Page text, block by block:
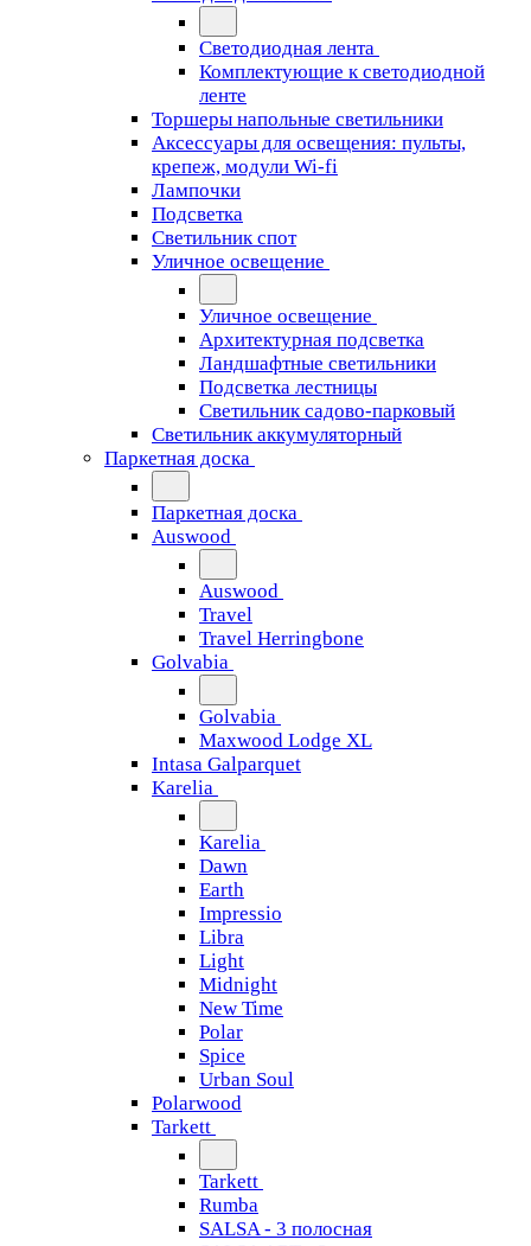
Светодиодная лента
Комплектующие к светодиодной
ленте
Торшеры напольные светильники
Аксессуары для освещения: пульты,
крепеж, модули Wi-fi
Лампочки
Подсветка
Светильник спот
Уличное освещение
Уличное освещение
Архитектурная подсветка
Ландшафтные светильники
Подсветка лестницы
Светильник садово-парковый
Светильник аккумуляторный
Паркетная доска
Паркетная доска
Auswood
Auswood
Travel
Travel Herringbone
Golvabia
Golvabia
Maxwood Lodge XL
Intasa Galparquet
Karelia
Karelia
Dawn
Earth
Impressio
Libra
Light
Midnight
New Time
Polar
Spice
Urban Soul
Polarwood
Tarkett
Tarkett
Rumba
SALSA - 3 полосная